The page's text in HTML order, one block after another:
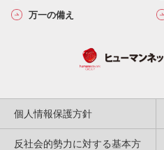
万一の備え
個人情報保護方針
反社会的勢力に対する基本方